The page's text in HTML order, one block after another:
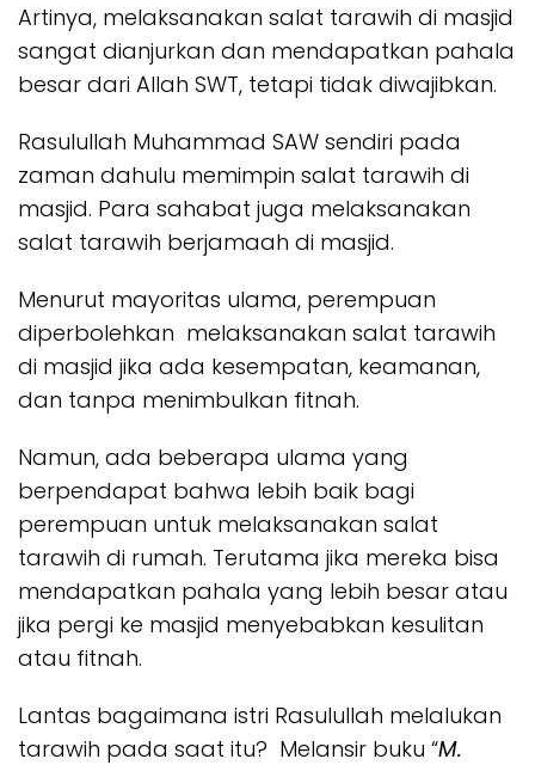
Artinya, melaksanakan salat tarawih di masjid
sangat dianjurkan dan mendapatkan pahala
besar dari Allah SWT, tetapi tidak diwajibkan.
Rasulullah Muhammad SAW sendiri pada
zaman dahulu memimpin salat tarawih di
masjid. Para sahabat juga melaksanakan
salat tarawih berjamaah di masjid.
Menurut mayoritas ulama, perempuan
diperbolehkan melaksanakan salat tarawih
di masjid jika ada kesempatan, keamanan,
dan tanpa menimbulkan fitnah.
Namun, ada beberapa ulama yang
berpendapat bahwa lebih baik bagi
perempuan untuk melaksanakan salat
tarawih di rumah. Terutama jika mereka bisa
mendapatkan pahala yang lebih besar atau
jika pergi ke masjid menyebabkan kesulitan
atau fitnah.
Lantas bagaimana istri Rasulullah melalukan
tarawih pada saat itu? Melansir buku “M.